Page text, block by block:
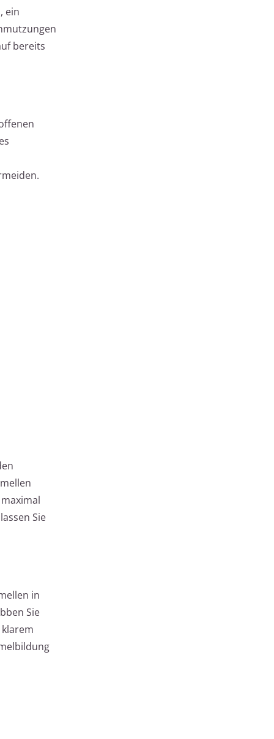
ein
bereits
Sie
in
Sie